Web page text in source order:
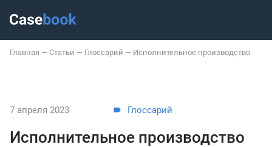
Главная — Статьи — Глоссарий — Исполнительное производство
7 апреля 2023 Глоссарий
Исполнительное производство